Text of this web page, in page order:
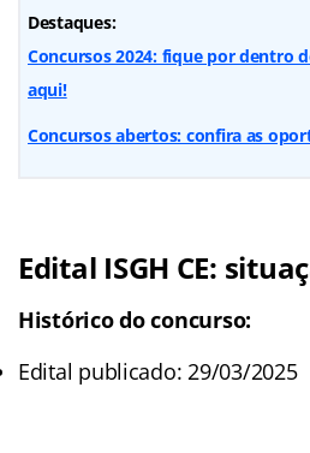
Destaques:
Concursos 2024: fique por dentro
aqui!
Concursos abertos: confira as
Edital ISGH CE:
Histórico do concurso:
Edital publicado: 29/03/2025